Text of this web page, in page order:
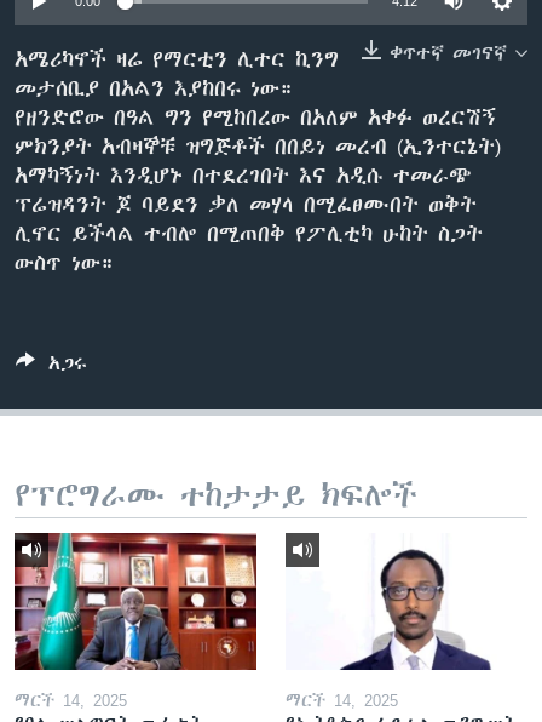
ቋንቋዎች
ቀጥተኛ መገናኛ
አሜሪካኖች ዛሬ የማርቲን ሊተር ኪንግ
መታሰቢያ በአልን እያከበሩ ነው።
የዘንድሮው በዓል ግን የሚከበረው በአለም አቀፉ ወረርሽኝ
ምክንያት አብዛኞቹ ዝግጅቶች በበይነ መረብ (ኢንተርኔት)
አማካኝነት እንዲሆኑ በተደረገበት እና አዲሱ ተመራጭ
ፕሬዝዳንት ጆ ባይደን ቃለ መሃላ በሚፈፀሙበት ወቅት
ሊኖር ይችላል ተብሎ በሚጠበቅ የፖሊቲካ ሁከት ስጋት
ውስጥ ነው።
አጋሩ
የፕሮግራሙ ተከታታይ ክፍሎች
ማርች 14, 2025 ማርች 14, 2025